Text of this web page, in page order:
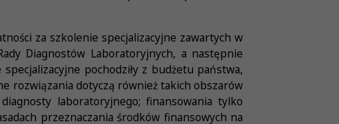
za szkolenie specjalizacyjne zawartych w
Diagnostów Laboratoryjnych, a następnie
pochodziły z budżetu państwa,
rozwiązania dotyczą również takich obszarów
laboratoryjnego; finansowania tylko
przeznaczania środków finansowych na